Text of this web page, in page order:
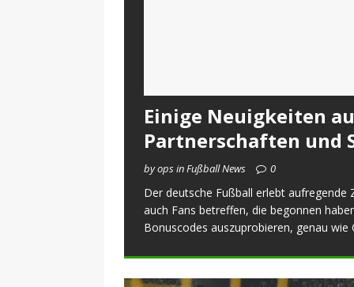
Einige Neuigkeiten
Partnerschaften und
by ops in Fußball News 0
Der deutsche Fußball erlebt aufregende
auch Fans betreffen, die begonnen
Bonuscodes auszuprobieren, genau